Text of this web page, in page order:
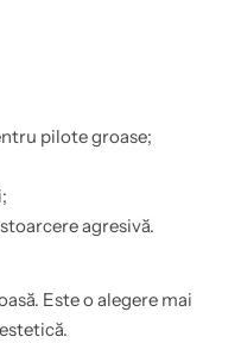
pilote groase;
agresivă.
Este o alegere mai